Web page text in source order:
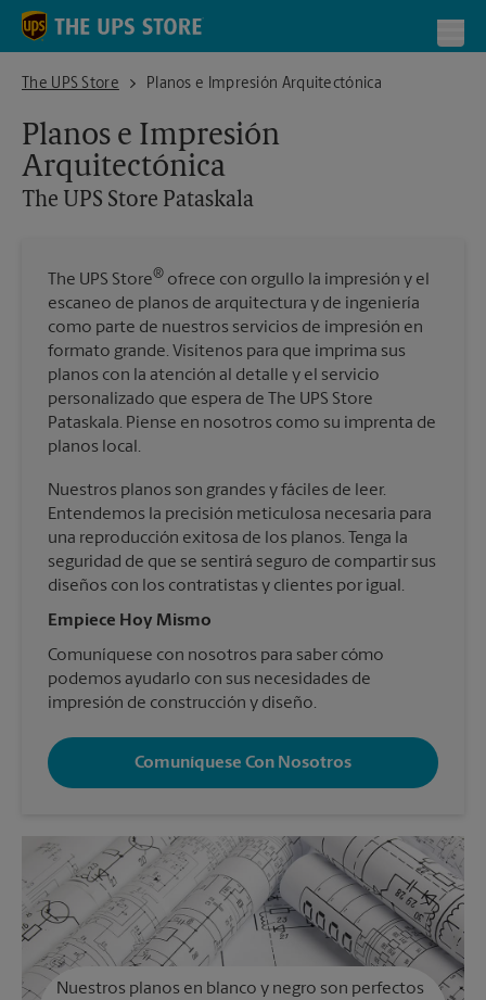
Skip to content
Return to Nav
The UPS Store
The UPS Store PataskalaPlanos e Impresión Arquitectónica
Planos e Impresión
Arquitectónica
The UPS Store Pataskala
The UPS Store® ofrece con orgullo la impresión y el
escaneo de planos de arquitectura y de ingeniería
como parte de nuestros servicios de impresión en
formato grande. Visítenos para que imprima sus
planos con la atención al detalle y el servicio
personalizado que espera de The UPS Store
Pataskala. Piense en nosotros como su imprenta de
planos local.
Nuestros planos son grandes y fáciles de leer.
Entendemos la precisión meticulosa necesaria para
una reproducción exitosa de los planos. Tenga la
seguridad de que se sentirá seguro de compartir sus
diseños con los contratistas y clientes por igual.
Empiece Hoy Mismo
Comuníquese con nosotros para saber cómo
podemos ayudarlo con sus necesidades de
impresión de construcción y diseño.
Comuníquese Con Nosotros
Nuestros planos en blanco y negro son perfectos